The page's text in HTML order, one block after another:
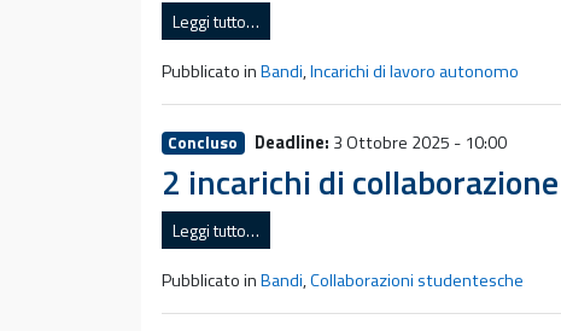
Leggi tutto…
Pubblicato inBandi,Incarichi di lavoro autonomo
Concluso Deadline: 3 Ottobre 2025 - 10:00
2 incarichi di
Leggi tutto…
Pubblicato inBandi,Collaborazioni studentesche